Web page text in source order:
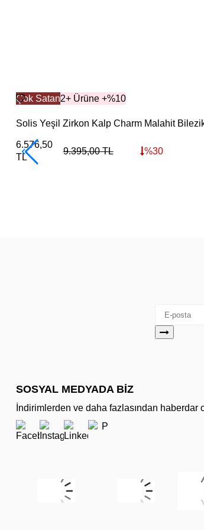
Çok Satan2+ Ürüne +%10
Solis Yeşil Zirkon Kalp Charm Malahit
6.576,50
TL
9.395,00TL %30
SOSYAL MEDYADA BİZ
İndirimlerden ve daha fazlasından haberdar